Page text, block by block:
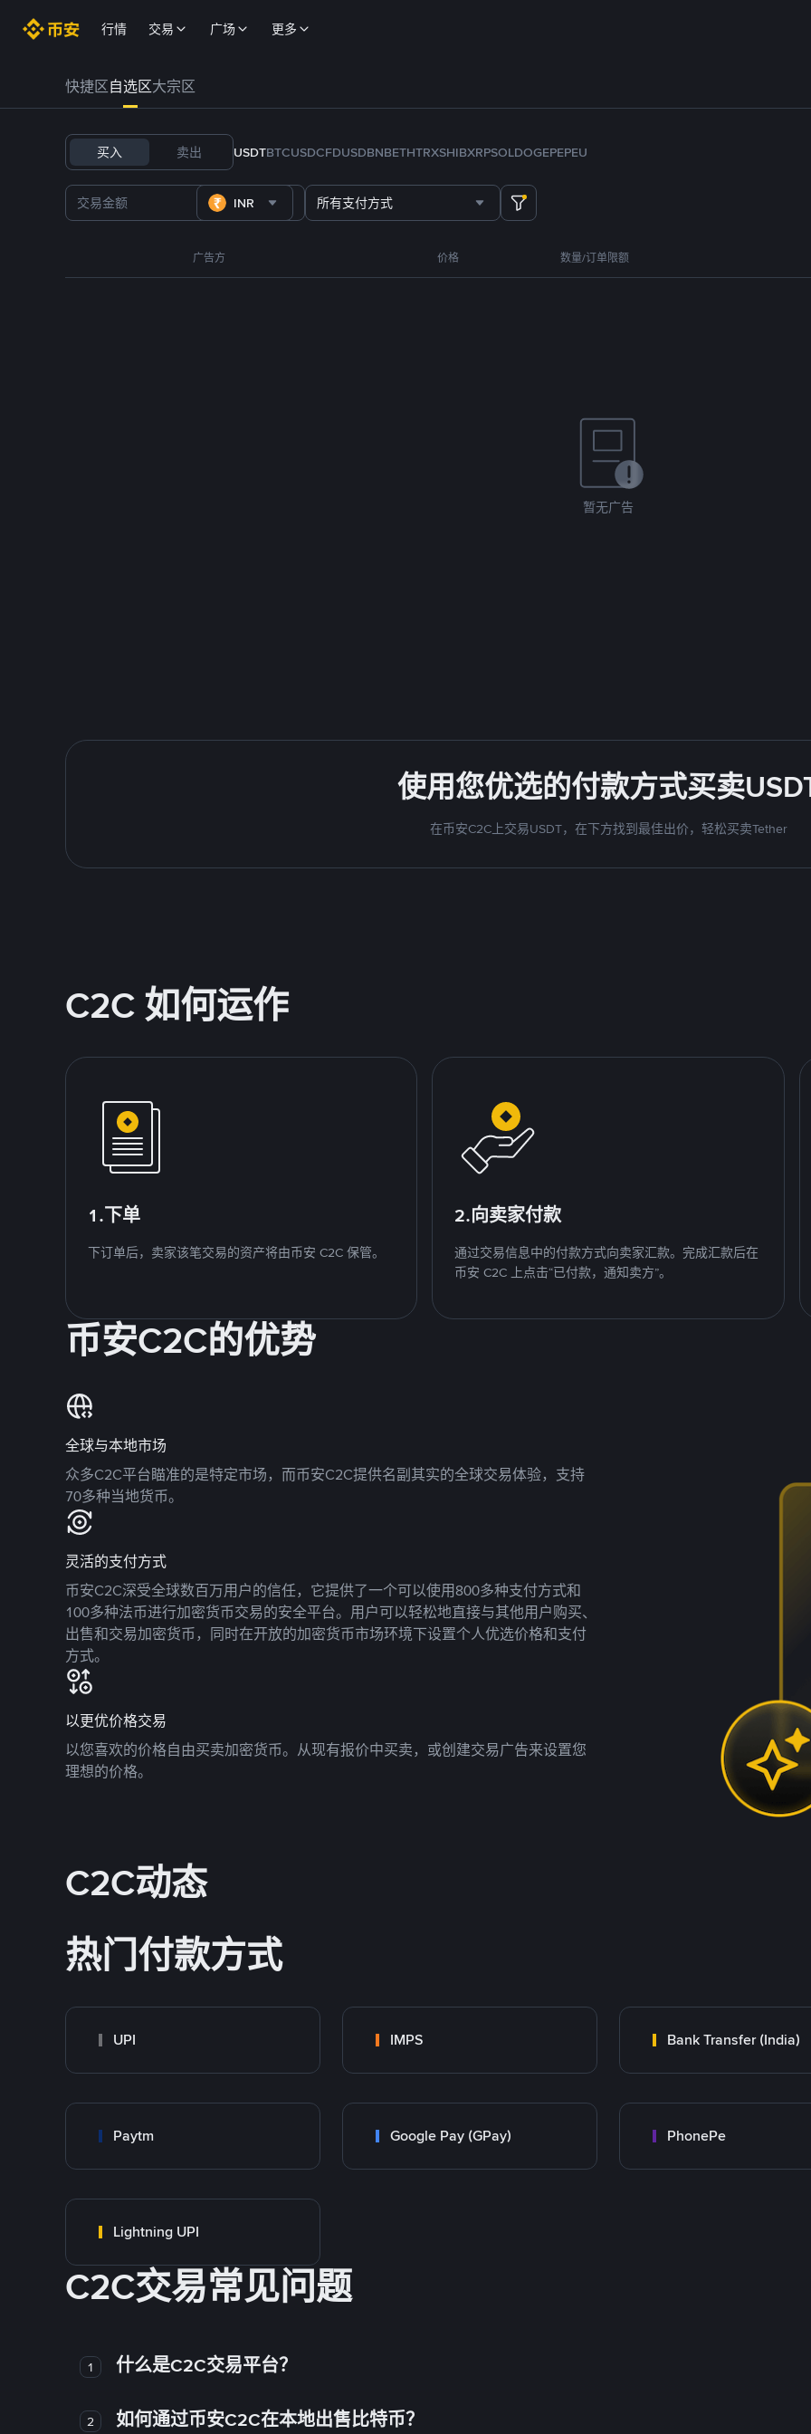
行情 交易 广场 更多
快捷区自选区大宗区
买入 卖出 USDTBTCUSDCFDUSDBNBETHTRXSHIBXRPSOLDOGEPEPEU
INR 所有支付方式
广告方 价格 数量/订单限额
暂无广告
使用您优选的付款方式买卖
在币安C2C上交易USDT，在下方找到最佳出价，轻松买卖Tether
C2C 如何运作
1.下单
下订单后，卖家该笔交易的资产将由币安 C2C 保管。
2.向卖家付款
通过交易信息中的付款方式向卖家汇款。完成汇款后在
币安 C2C 上点击“已付款，通知卖方”。
币安C2C的优势
全球与本地市场
众多C2C平台瞄准的是特定市场，而币安C2C提供名副其实的全球交易体验，支持
70多种当地货币。
灵活的支付方式
币安C2C深受全球数百万用户的信任，它提供了一个可以使用800多种支付方式和
100多种法币进行加密货币交易的安全平台。用户可以轻松地直接与其他用户购买、
出售和交易加密货币，同时在开放的加密货币市场环境下设置个人优选价格和支付
方式。
以更优价格交易
以您喜欢的价格自由买卖加密货币。从现有报价中买卖，或创建交易广告来设置您
理想的价格。
C2C动态
热门付款方式
UPI IMPS Bank Transfer (India)
Paytm Google Pay (GPay) PhonePe
Lightning UPI
C2C交易常见问题
1 什么是C2C交易平台？
2 如何通过币安C2C在本地出售比特币？